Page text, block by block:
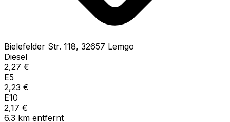
Bielefelder Str. 118, 32657 Lemgo
Diesel
2,27 €
E5
2,23 €
E10
2,17 €
6.3 km entfernt